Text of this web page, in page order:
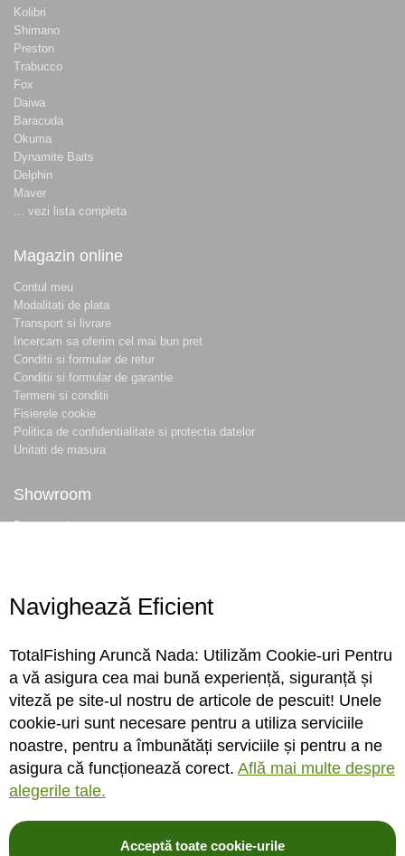
Kolibri
Shimano
Preston
Trabucco
Fox
Daiwa
Baracuda
Okuma
Dynamite Baits
Delphin
Maver
... vezi lista completa
Magazin online
Contul meu
Modalitati de plata
Transport si livrare
Incercam sa oferim cel mai bun pret
Conditii si formular de retur
Conditii si formular de garantie
Termeni si conditii
Fisierele cookie
Politica de confidentialitate si protectia datelor
Unitati de masura
Showroom
Despre noi
Conecteaza-te
Sa ne cunoastem mai bine. Vino alaturi de noi pe reteaua ta preferata. Te
asteptam cu stiri, surprize, concursuri, premii ...
Navighează Eficient
TotalFishing Aruncă Nada: Utilizăm Cookie-uri Pentru
a vă asigura cea mai bună experiență, siguranță și
viteză pe site-ul nostru de articole de pescuit! Unele
cookie-uri sunt necesare pentru a utiliza serviciile
noastre, pentru a îmbunătăți serviciile și pentru a ne
asigura că funcționează corect. Află mai multe despre
alegerile tale.
Acceptă toate cookie-urile